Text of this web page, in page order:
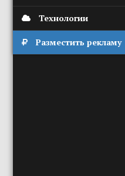
Технологии
Разместить рекламу